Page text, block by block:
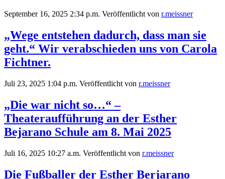
September 16, 2025 2:34 p.m. Veröffentlicht von r.meissner
„Wege entstehen dadurch, dass man sie
geht.“ Wir verabschieden uns von Carola
Fichtner.
Juli 23, 2025 1:04 p.m. Veröffentlicht von r.meissner
„Die war nicht so…“ –
Theateraufführung an der Esther
Bejarano Schule am 8. Mai 2025
Juli 16, 2025 10:27 a.m. Veröffentlicht von r.meissner
Die Fußballer der Esther Berjarano